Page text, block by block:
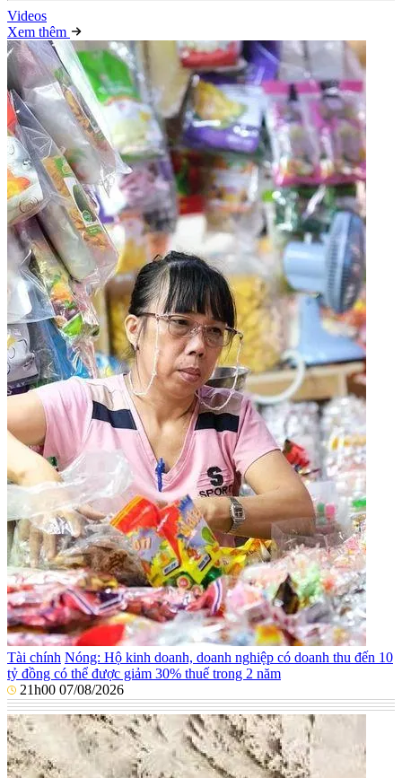
Videos
Xem thêm
Tài chính Nóng: Hộ kinh doanh, doanh nghiệp có doanh thu đến 10
tỷ đồng có thể được giảm 30% thuế trong 2 năm
21h00 07/08/2026